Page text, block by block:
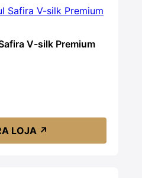
V-silk Premium
LOJA ↗